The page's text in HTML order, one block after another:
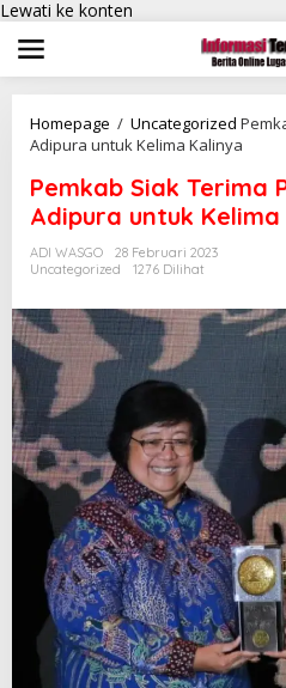
Lewati ke konten
Homepage / Uncategorized
Adipura untuk Kelima Kalinya
Pemkab Siak Terima
Adipura untuk
ADI WASGO
28 Februari 2023
Uncategorized
1276 Dilihat